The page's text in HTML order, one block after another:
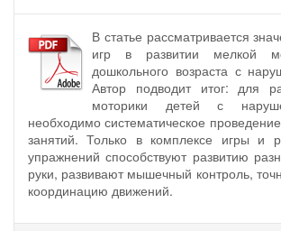
В статье рассматривается
игр в развитии мелкой
дошкольного возраста с
Автор подводит итог: для
моторики детей с
необходимо систематическое
занятий. Только в комплексе игры и
упражнений способствуют развитию
руки, развивают мышечный контроль,
координацию движений.